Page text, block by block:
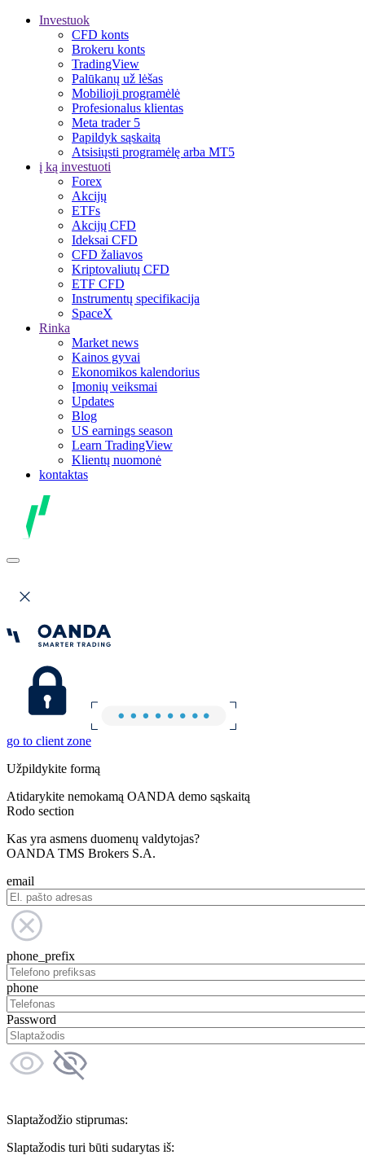
Investuok
CFD konts
Brokeru konts
TradingView
Palūkanų už lėšas
Mobilioji programėlė
Profesionalus klientas
Meta trader 5
Papildyk sąskaitą
Atsisiųsti programėlę arba MT5
į ką investuoti
Forex
Akcijų
ETFs
Akcijų CFD
Ideksai CFD
CFD žaliavos
Kriptovaliutų CFD
ETF CFD
Instrumentų specifikacija
SpaceX
Rinka
Market news
Kainos gyvai
Ekonomikos kalendorius
Įmonių veiksmai
Updates
Blog
US earnings season
Learn TradingView
Klientų nuomonė
kontaktas
go to client zone
Užpildykite formą
Atidarykite nemokamą OANDA demo sąskaitą
Rodo section
Kas yra asmens duomenų valdytojas?
OANDA TMS Brokers S.A.
email
phone_prefix
phone
Password
Slaptažodžio stiprumas:
Slaptažodis turi būti sudarytas iš: